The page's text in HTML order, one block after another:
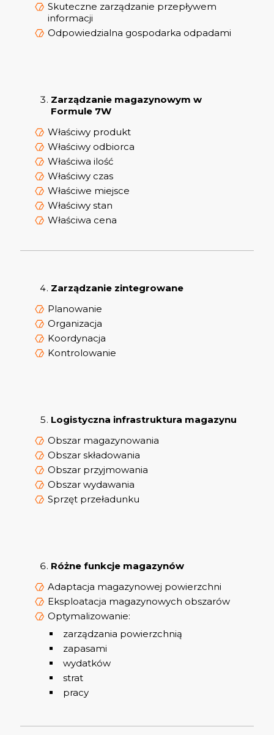
Skuteczne zarządzanie przepływem
informacji
Odpowiedzialna gospodarka odpadami
Zarządzanie magazynowym w
Formule 7W
Właściwy produkt
Właściwy odbiorca
Właściwa ilość
Właściwy czas
Właściwe miejsce
Właściwy stan
Właściwa cena
Zarządzanie zintegrowane
Planowanie
Organizacja
Koordynacja
Kontrolowanie
Logistyczna infrastruktura magazynu
Obszar magazynowania
Obszar składowania
Obszar przyjmowania
Obszar wydawania
Sprzęt przeładunku
Różne funkcje magazynów
Adaptacja magazynowej powierzchni
Eksploatacja magazynowych obszarów
Optymalizowanie:
zarządzania powierzchnią
zapasami
wydatków
strat
pracy